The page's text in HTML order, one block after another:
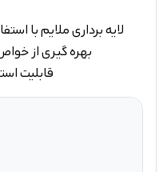
لایه برداری ملایم با
بهره گیری از
قابلیت